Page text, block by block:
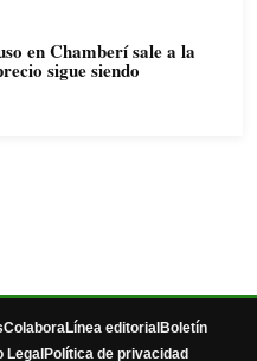
en Chamberí sale a la
sigue siendo
ColaboraLínea editorial Boletín
Legal Política de privacidad